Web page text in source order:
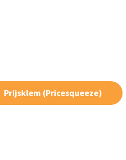
Prijsklem (Pricesqueeze)